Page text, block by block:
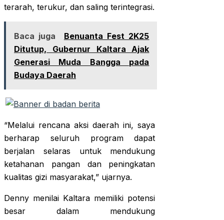
terarah, terukur, dan saling terintegrasi.
Baca juga
Benuanta Fest 2K25
Ditutup, Gubernur Kaltara Ajak
Generasi Muda Bangga pada
Budaya Daerah
“Melalui rencana aksi daerah ini, saya
berharap seluruh program dapat
berjalan selaras untuk mendukung
ketahanan pangan dan peningkatan
kualitas gizi masyarakat,” ujarnya.
Denny menilai Kaltara memiliki potensi
besar dalam mendukung